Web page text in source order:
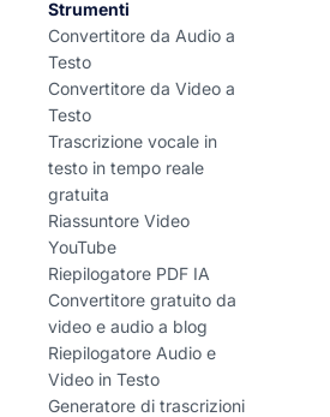
Strumenti
Convertitore da Audio a
Testo
Convertitore da Video a
Testo
Trascrizione vocale in
testo in tempo reale
gratuita
Riassuntore Video
YouTube
Riepilogatore PDF IA
Convertitore gratuito da
video e audio a blog
Riepilogatore Audio e
Video in Testo
Generatore di trascrizioni